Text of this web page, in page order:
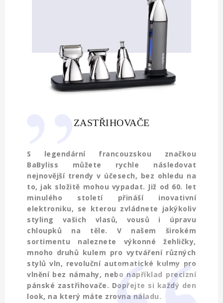
ZASTŘIHOVAČE
S legendární francouzskou značkou
BaByliss můžete rychle následovat
nejnovější trendy v účesech, bez ohledu na
to, jak složitě mohou vypadat. Již od 60. let
minulého století přináší inovativní
elektroniku, se kterou zvládnete jakýkoliv
styling vašich vlasů, vousů i úpravu
chloupků na těle. V našem širokém
sortimentu naleznete výkonné žehličky,
mnoho druhů kulem pro vytváření různých
stylů vln, revoluční automatické kulmy pro
vlnění bez námahy, nebo například precizní
pánské zastřihovače. Dopřejte si každý den
look, na který máte zrovna náladu.